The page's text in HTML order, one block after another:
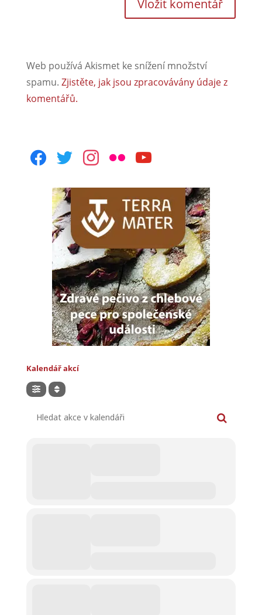
Web používá Akismet ke snížení množství
spamu. Zjistěte, jak jsou zpracovávány údaje z
komentářů.
facebooktwitterinstagram
flickr youtube
Kalendář akcí